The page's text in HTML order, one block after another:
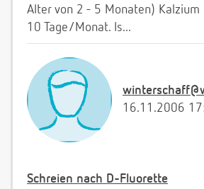
Alter von 2 - 5 Monaten)
10 Tage/Monat. Is...
16.11.2006
Schreien nach D-Fluorette